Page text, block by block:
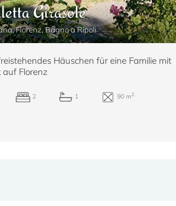
Girasole
Florenz, Bagno a Ripoli
Häuschen für eine Familie mit
auf Florenz